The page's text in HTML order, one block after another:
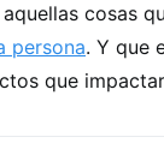
cosas
persona. Y que
que